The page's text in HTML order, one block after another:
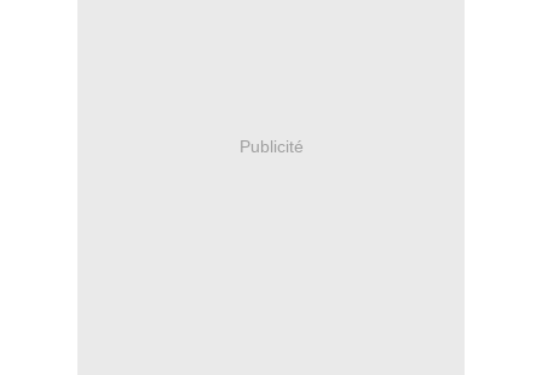
Publicité